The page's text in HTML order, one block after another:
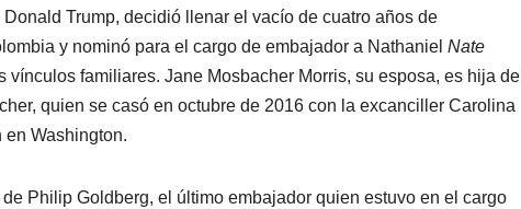
Trump, decidió llenar el vacío de cuatro años de
y nominó para el cargo de embajador a Nathaniel Nate
vínculos familiares. Jane Mosbacher Morris, su esposa, es hija del
quien se casó en octubre de 2016 con la excanciller Carolina
en Washington.
Philip Goldberg, el último embajador quien estuvo en el cargo